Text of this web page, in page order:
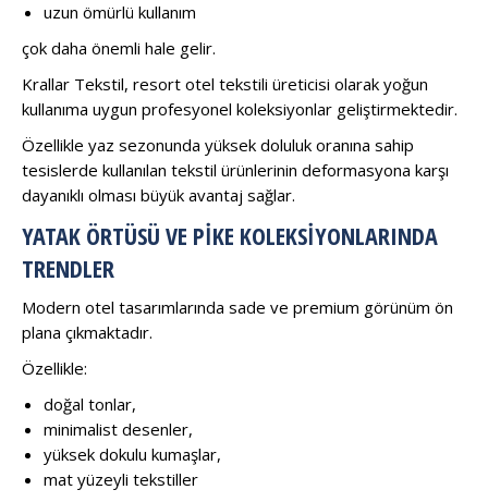
uzun ömürlü kullanım
çok daha önemli hale gelir.
Krallar Tekstil, resort otel tekstili üreticisi olarak yoğun
kullanıma uygun profesyonel koleksiyonlar geliştirmektedir.
Özellikle yaz sezonunda yüksek doluluk oranına sahip
tesislerde kullanılan tekstil ürünlerinin deformasyona karşı
dayanıklı olması büyük avantaj sağlar.
YATAK ÖRTÜSÜ VE PIKE KOLEKSIYONLARINDA
TRENDLER
Modern otel tasarımlarında sade ve premium görünüm ön
plana çıkmaktadır.
Özellikle:
doğal tonlar,
minimalist desenler,
yüksek dokulu kumaşlar,
mat yüzeyli tekstiller